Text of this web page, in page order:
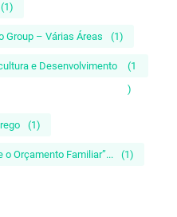
(1)
Group – Várias Áreas (1)
e Desenvolvimento
(1
)
(1)
o Orçamento Familiar”... (1)